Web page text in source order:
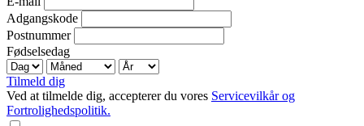
Adgangskode
Postnummer
Fødselsedag
Tilmeld dig
Ved at tilmelde dig, accepterer du vores Servicevilkår og
Fortrolighedspolitik.